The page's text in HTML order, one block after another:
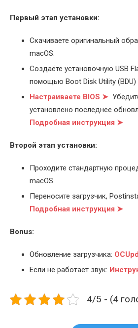
Первый этап установки:
Скачиваете оригинальный
macOS.
Создаёте установочную USB
помощью Boot Disk Utility (BDU)
Настраиваете BIOS ➤
установлено последнее
Подробная инструкция ➤
Второй этап установки:
Проходите стандартную
macOS
Переносите загрузчик,
Подробная инструкция ➤
Bonus:
Обновление загрузчика:
Если не работает звук:
4/5 - (4